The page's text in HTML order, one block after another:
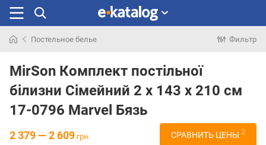
раньше
Постельное белье Фильтр
MirSon Комплект постільної
білизни Сімейний 2 x 143 x 210 см
17-0796 Marvel Бязь
2 379 — 2 609 грн. СРАВНИТЬ ЦЕНЫ 2